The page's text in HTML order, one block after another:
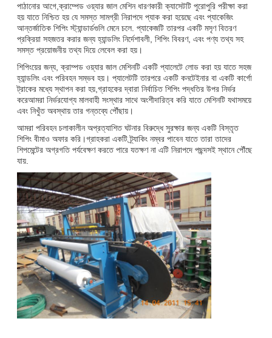
পাঠানোর আগে,ক্রাম্পেড ওয়্যার জাল মেশিন ধারণকারী ক্যাসেটটি পুরোপুরি পরীক্ষা করা
হয় যাতে নিশ্চিত হয় যে সমস্ত সামগ্রী নিরাপদে প্যাক করা হয়েছে এবং প্যাকেজিং
আন্তর্জাতিক শিপিং স্ট্যান্ডার্ডগুলি মেনে চলে. প্যাকেজটি তারপর একটি মসৃণ বিতরণ
প্রক্রিয়া সহজতর করার জন্য হ্যান্ডলিং নির্দেশাবলী, শিপিং বিবরণ, এবং পণ্য তথ্য সহ
সমস্ত প্রয়োজনীয় তথ্য দিয়ে লেবেল করা হয়।
শিপিংয়ের জন্য, ক্রাম্পড ওয়্যার জাল মেশিনটি একটি প্যালেটে লোড করা হয় যাতে সহজ
হ্যান্ডলিং এবং পরিবহন সম্ভব হয়। প্যালেটটি তারপরে একটি কনটেইনার বা একটি কার্গো
ট্রাকের মধ্যে স্থাপন করা হয়,গ্রাহকের দ্বারা নির্বাচিত শিপিং পদ্ধতির উপর নির্ভর
করেআমরা নির্ভরযোগ্য মালবাহী সংস্থার সাথে অংশীদারিত্ব করি যাতে মেশিনটি যথাসময়ে
এবং নিখুঁত অবস্থায় তার গন্তব্যে পৌঁছায়।
আমরা পরিবহন চলাকালীন অপ্রত্যাশিত ঘটনার বিরুদ্ধে সুরক্ষার জন্য একটি বিস্তৃত
শিপিং বীমাও অফার করি।গ্রাহকরা একটি ট্র্যাকিং নম্বর পাবেন যাতে তারা তাদের
শিপমেন্টের অগ্রগতি পর্যবেক্ষণ করতে পারে যতক্ষণ না এটি নিরাপদে পছন্দসই স্থানে পৌঁছে
যায়.